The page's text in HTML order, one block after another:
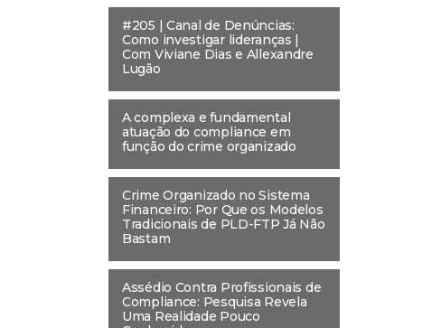
#205 | Canal de Denúncias:
Como investigar lideranças |
Com Viviane Dias e Allexandre
Lugão
A complexa e fundamental
atuação do compliance em
função do crime organizado
Crime Organizado no Sistema
Financeiro: Por Que os Modelos
Tradicionais de PLD-FTP Já Não
Bastam
Assédio Contra Profissionais de
Compliance: Pesquisa Revela
Uma Realidade Pouco